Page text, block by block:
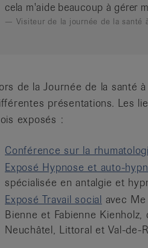
cela m'aide beaucoup à gérer
Visiteur de la journée de la santé
de la Journée de la santé
présentations. Les
exposés :
Conférence sur la
Exposé Hypnose et auto-
spécialisée en antalgie et
Exposé Travail social avec
Bienne et Fabienne
Neuchâtel, Littoral et Val-de-